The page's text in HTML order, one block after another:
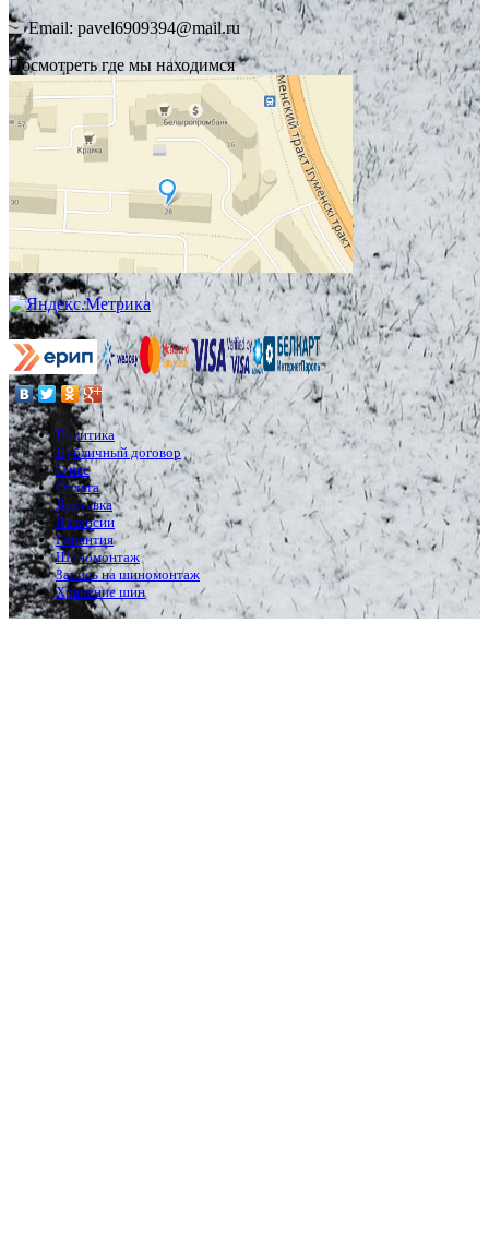
Email: pavel6909394@mail.ru
Посмотреть где мы находимся
Политика
Публичный договор
О нас
Оплата
Доставка
Вакансии
Гарантия
Шиномонтаж
Запись на шиномонтаж
Хранение шин